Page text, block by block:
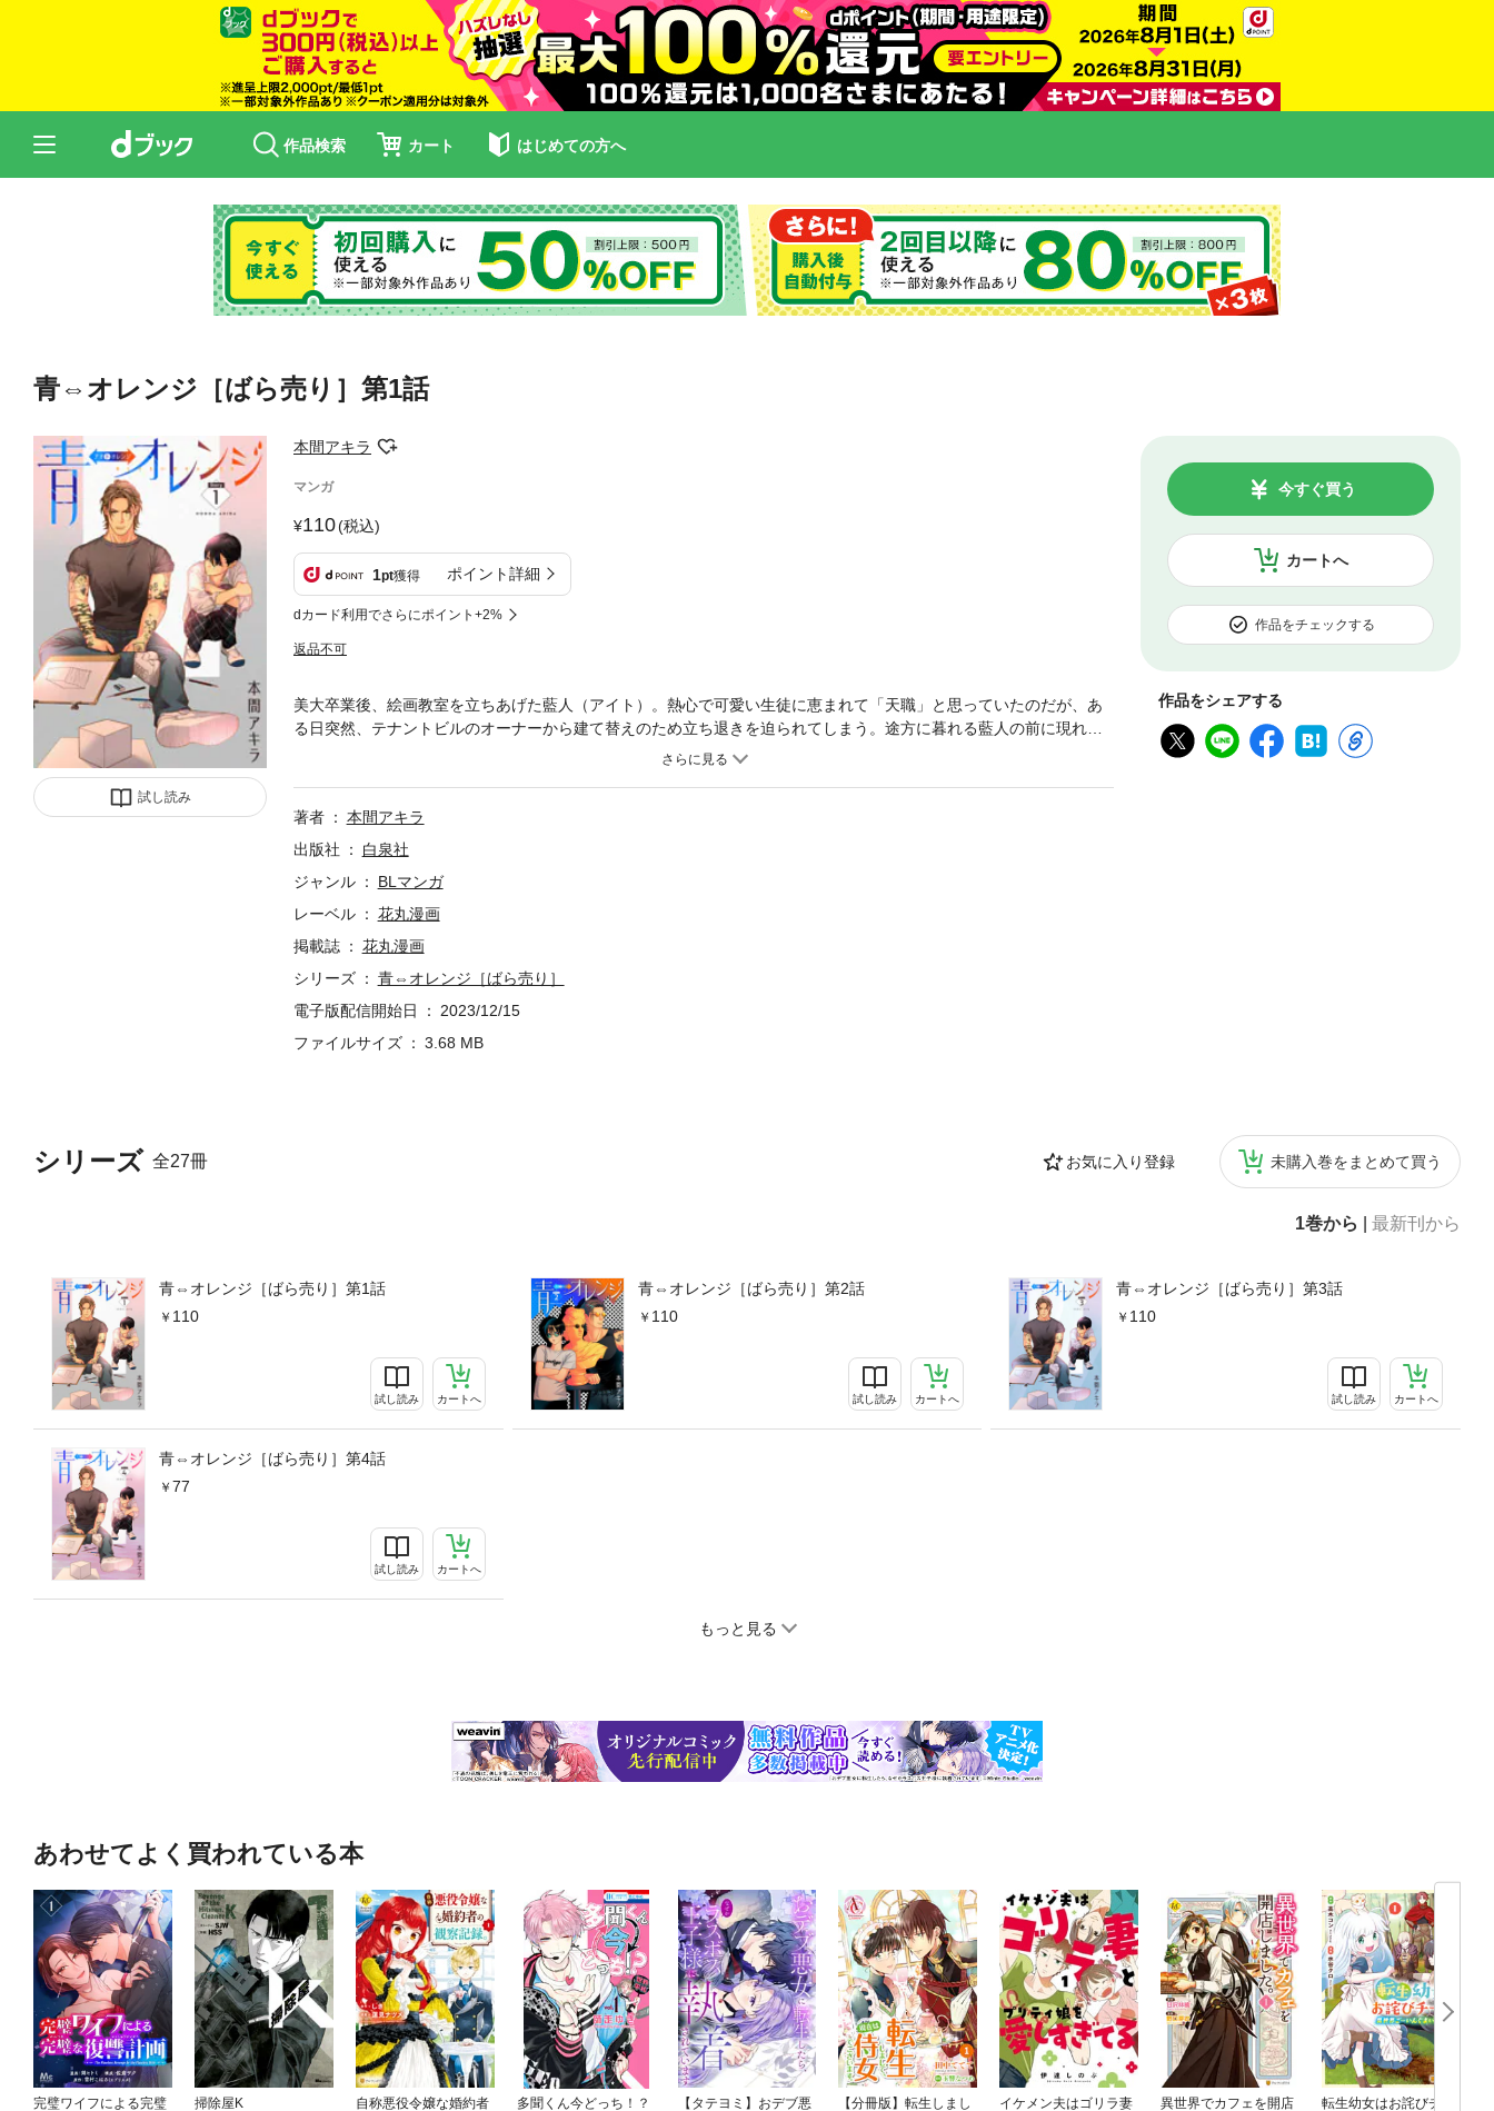
作品検索 カート はじめての方へ
青⇔オレンジ［ばら売り］第1話
試し読み
本間アキラ
マンガ
110(税込)
1pt獲得 ポイント詳細
dカード利用でさらにポイント+2%
返品不可
カートへ
今すぐ買う
作品をチェックする
作品をシェアする
シリーズ 全27冊 お気に入り登録 未購入巻をまとめて買う
1巻から 最新刊から
青⇔オレンジ［ばら売り］第1話
110
試し読み カートへ
青⇔オレンジ［ばら売り］第2話
110
試し読み カートへ
青⇔オレンジ［ばら売り］第3話
110
試し読み カートへ
青⇔オレンジ［ばら売り］第4話
77
試し読み カートへ
もっと見る
美大卒業後、絵画教室を立ちあげた藍人（アイト）。熱心で可愛い生徒に恵まれて「天職」と思っていたのだが、あ
る日突然、テナントビルのオーナーから建て替えのため立ち退きを迫られてしまう。途方に暮れる藍人の前に現れた
のはタトゥー＆グラサンのワイルド・ガイ…彼の正体は！？本間アキラ、待望の新作登場！(この作品はウェブ・マガ
著者
本間アキラ
出版社
白泉社
ジャンル
BLマンガ
レーベル
花丸漫画
掲載誌
花丸漫画
シリーズ
青⇔オレンジ［ばら売り］
電子版配信開始日
2023/12/15
ファイルサイズ
3.68 MB
あわせてよく買われている本
完璧ワイフによる完璧
掃除屋K
自称悪役令嬢な婚約者
多聞くん今どっち！？
【タテヨミ】おデブ悪
【分冊版】転生しまし
イケメン夫はゴリラ妻
異世界でカフェを開店
転生幼女はお詫びチー